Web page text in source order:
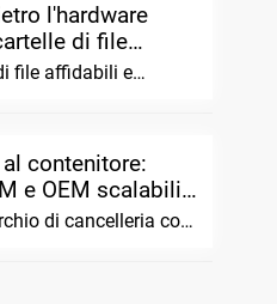
l'hardware
di file
file affidabili e
contenitore:
e OEM scalabili
di cancelleria con